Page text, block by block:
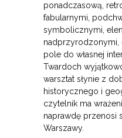
ponadczasową,
fabularnymi,
symbolicznymi,
nadprzyrodzonymi,
pole do własnej
Twardoch
warsztat słynie z
historycznego i
czytelnik ma
naprawdę przenosi
Warszawy.